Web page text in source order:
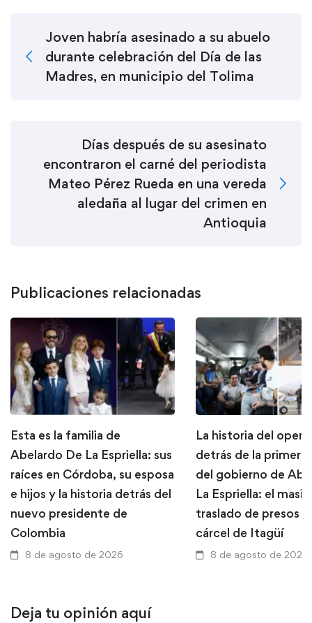
Joven habría asesinado a su abuelo
durante celebración del Día de las
Madres, en municipio del Tolima
Días después de su asesinato
encontraron el carné del periodista
Mateo Pérez Rueda en una vereda
aledaña al lugar del crimen en
Antioquia
Publicaciones relacionadas
Esta es la familia de
Abelardo De La Espriella: sus
raíces en Córdoba, su esposa
e hijos y la historia detrás del
nuevo presidente de
Colombia
8 de agosto de 2026
La historia del
detrás de la primera
del gobierno de
La Espriella: el
traslado de presos
cárcel de Itagüí
8 de agosto de 2026
Deja tu opinión aquí